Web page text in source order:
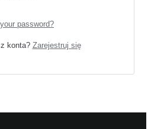
your password?
konta? Zarejestruj się